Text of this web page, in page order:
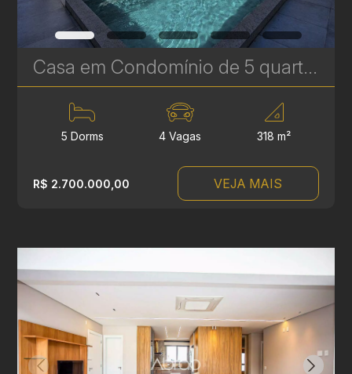
Casa em Condomínio de 5 quartos à Venda no Tanguá - 318 m² - Conforto, Segurança e Qualidade de Vida | Ref. 1825
5 Dorms 4 Vagas 318 m²
R$ 2.700.000,00 VEJA MAIS